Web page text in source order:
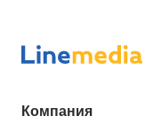
Компания